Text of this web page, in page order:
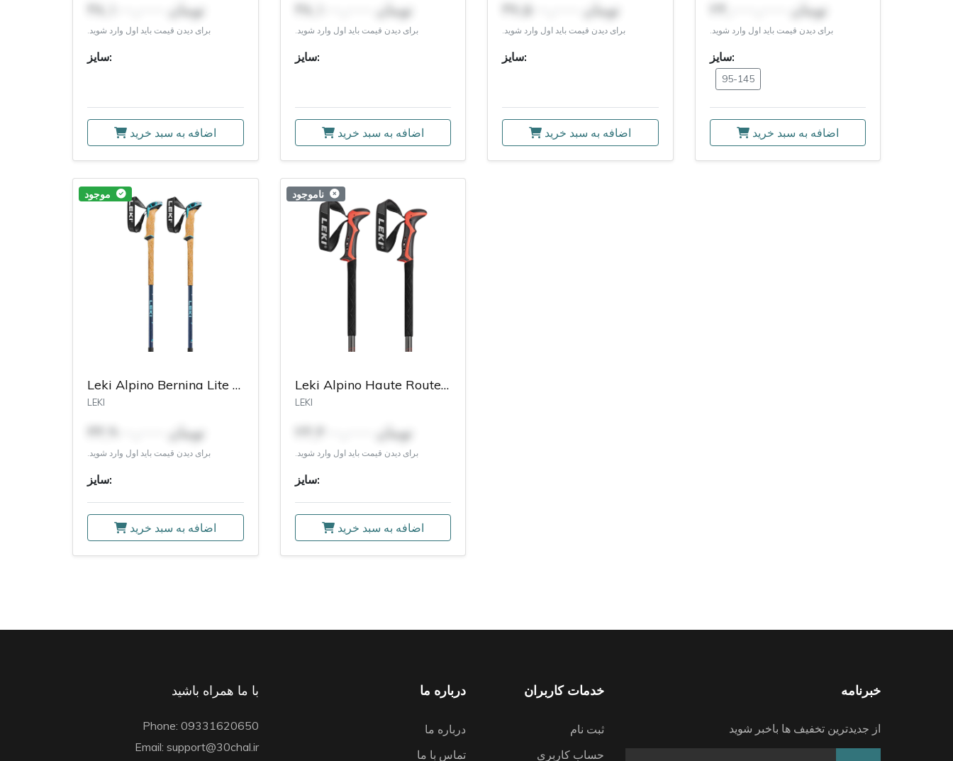
۳۸,۱۰۰,۰۰۰ تومان
برای دیدن قیمت باید اول وارد شوید.
سایز:
اضافه به سبد خرید
۳۸,۱۰۰,۰۰۰ تومان
برای دیدن قیمت باید اول وارد شوید.
سایز:
اضافه به سبد خرید
۳۷,۵۰۰,۰۰۰ تومان
برای دیدن قیمت باید اول وارد شوید.
سایز:
اضافه به سبد خرید
۲۴,۰۰۰,۰۰۰ تومان
برای دیدن قیمت باید اول وارد شوید.
سایز:
95-145
اضافه به سبد خرید
موجود
Leki Alpino Bernina Lite 2 Poles
LEKI
۳۳,۹۰۰,۰۰۰ تومان
برای دیدن قیمت باید اول وارد شوید.
سایز:
اضافه به سبد خرید
ناموجود
Leki Alpino Haute Route Poles Black
LEKI
۲۳,۴۰۰,۰۰۰ تومان
برای دیدن قیمت باید اول وارد شوید.
سایز:
اضافه به سبد خرید
با ما همراه باشید
Phone: 09331620650
Email: support@30chal.ir
درباره ما
درباره ما
تماس با ما
خدمات کاربران
ثبت نام
حساب کاربری
خبرنامه
از جدیدترین تخفیف ها باخبر شوید